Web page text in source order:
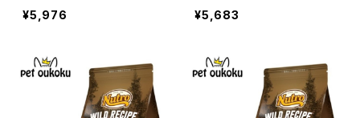
2kg 4902397845560
¥5,976
猫用 2kg 49023978456
90
¥5,683